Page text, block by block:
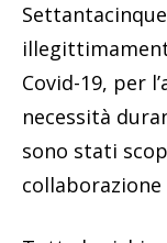
Covid-19, per
necessità
sono stati
collaborazione